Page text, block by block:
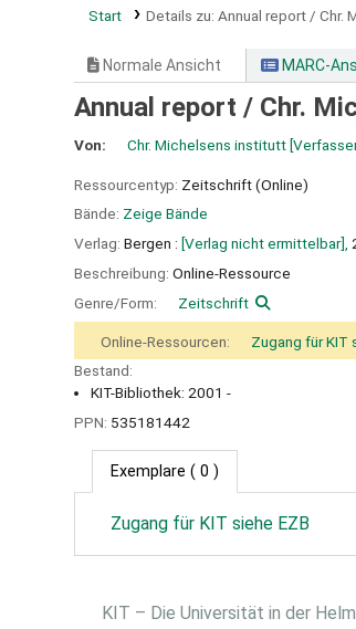
Start Details zu: Annual report / Chr.
Normale Ansicht MARC-
Annual report / Chr.
Von: Chr. Michelsens institutt
Ressourcentyp: Zeitschrift (Online)
Bände: Zeige Bände
Verlag: Bergen : [Verlag nicht ermittelbar],
Beschreibung: Online-Ressource
Genre/Form:
Zeitschrift
Online-Ressourcen:
Zugang für KIT
Bestand:
KIT-Bibliothek: 2001 -
PPN: 535181442
Exemplare ( 0 )
Zugang für KIT siehe EZB
KIT – Die Universität in der